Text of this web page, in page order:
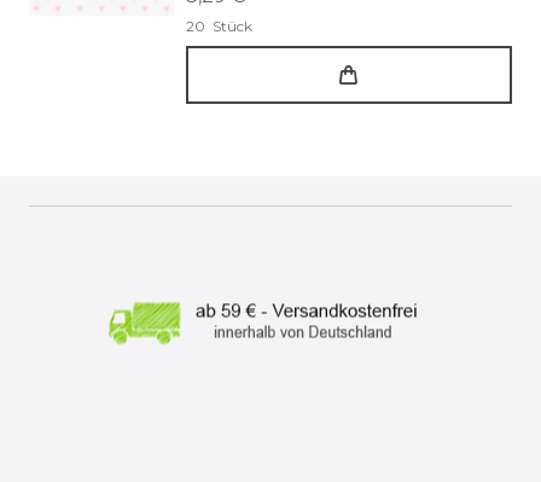
20 Stück